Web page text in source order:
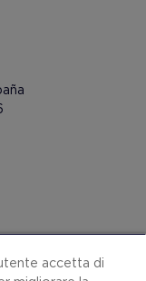
accetta di